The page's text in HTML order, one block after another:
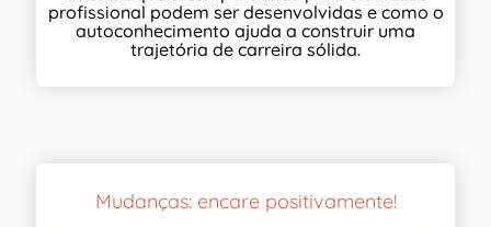
profissional podem ser desenvolvidas e como o
autoconhecimento ajuda a construir uma
trajetória de carreira sólida.
Mudanças: encare positivamente!